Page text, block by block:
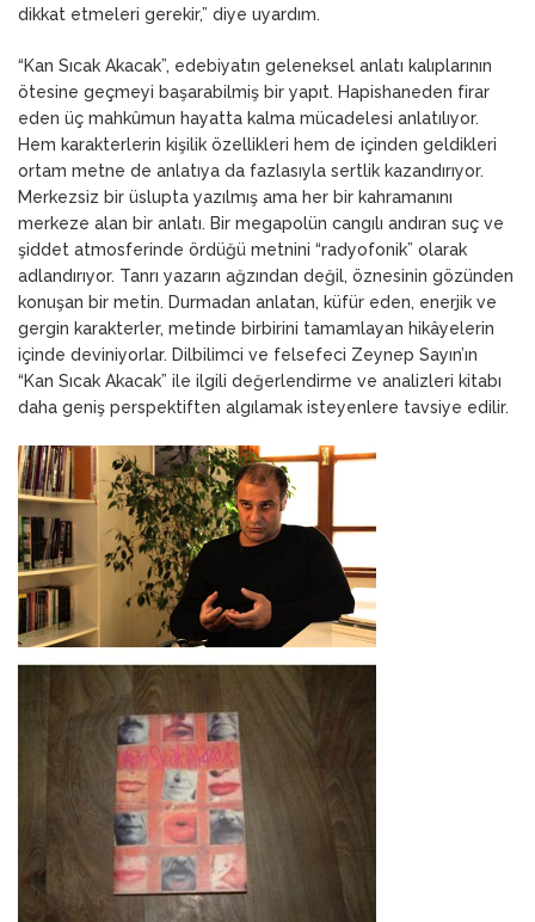
dikkat etmeleri gerekir,” diye uyardım.
“Kan Sıcak Akacak”, edebiyatın geleneksel anlatı kalıplarının
ötesine geçmeyi başarabilmiş bir yapıt. Hapishaneden firar
eden üç mahkûmun hayatta kalma mücadelesi anlatılıyor.
Hem karakterlerin kişilik özellikleri hem de içinden geldikleri
ortam metne de anlatıya da fazlasıyla sertlik kazandırıyor.
Merkezsiz bir üslupta yazılmış ama her bir kahramanını
merkeze alan bir anlatı. Bir megapolün cangılı andıran suç ve
şiddet atmosferinde ördüğü metnini “radyofonik” olarak
adlandırıyor. Tanrı yazarın ağzından değil, öznesinin gözünden
konuşan bir metin. Durmadan anlatan, küfür eden, enerjik ve
gergin karakterler, metinde birbirini tamamlayan hikâyelerin
içinde deviniyorlar. Dilbilimci ve felsefeci Zeynep Sayın’ın
“Kan Sıcak Akacak” ile ilgili değerlendirme ve analizleri kitabı
daha geniş perspektiften algılamak isteyenlere tavsiye edilir.